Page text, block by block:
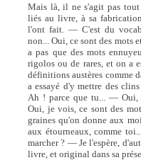
Mais là, il ne s'agit pas
liés au livre, à sa
l'ont fait. — C'est du
non... Oui, ce sont des mots
a pas que des mots
rigolos ou de rares, et on a
définitions austères comme
a essayé d'y mettre des
Ah ! parce que tu... —
Oui, je vois, ce sont des
graines qu'on donne aux
aux étourneaux, comme
marcher ? — Je l'espère,
livre, et original dans sa